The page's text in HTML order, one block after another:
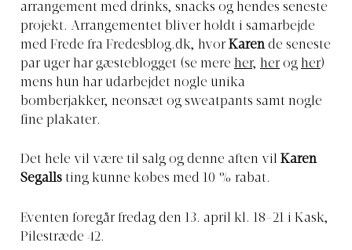
arrangement med drinks, snacks og hendes seneste
projekt. Arrangementet bliver holdt i samarbejde
med Frede fra Fredesblog.dk, hvor Karende seneste
par uger har gæsteblogget (se mere her, her og her)
mens hun har udarbejdet nogle unika
bomberjakker, neonsæt og sweatpants samt nogle
fine plakater.
Det hele vil være til salg og denne aften vil Karen
Segalls ting kunne købes med 10 % rabat.
Eventen foregår fredag den 13. april kl. 18-21 i Kask,
Pilestræde 42.